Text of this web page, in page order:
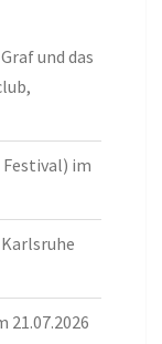
und das
Festival) im
21.07.2026